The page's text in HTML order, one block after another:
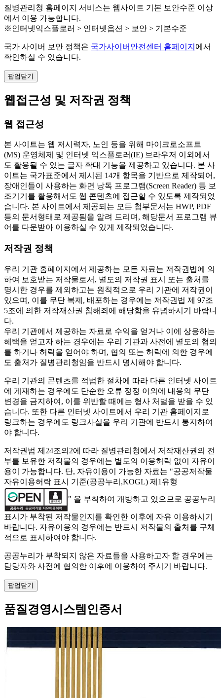
질병관리청 홈페이지 서비스는 웹사이트 기본 보안수준 이상
에서 이용 가능합니다.
※인터넷익스플로러 > 인터넷옵션 > 보안 > 기본수준
국가 사이버 보안 정책은 국가사이버안전센터 홈페이지 에서
확인하실 수 있습니다.
팝업닫기
웹접근성 및 저작권 정책
웹 접근성
본 사이트는 웹 저시력자, 노인 등을 위해 마이크로소프트
(MS) 운영체제 및 인터넷 익스플로러(IE) 브라우저 이외에서
도 활용될 수 있는 글자 확대 기능을 제공하고 있습니다. 본 사
이트는 국가표준에서 제시된 14개 항목을 기반으로 제작되어,
장애인들이 사용하는 화면 낭독 프로그램(Screen Reader) 등 보
조기기를 활용해서도 웹 콘텐츠에 접근할 수 있도록 제작되었
습니다. 본 사이트에서 제공되는 모든 첨부문서는 HWP, PDF
등의 문서형태로 제공됨을 알려 드리며, 해당문서 프로그램 뷰
어를 다운받아 이용하실 수 있게 제작되었습니다.
저작권 정책
우리 기관 홈페이지에서 제공하는 모든 자료는 저작권법에 의
하여 보호받는 저작물로서, 별도의 저작권 표시 또는 출처를
명시한 경우를 제외하고는 원칙적으로 우리 기관에 저작권이
있으며, 이를 무단 복제, 배포하는 경우에는 저작권법 제 97조
5조에 의한 저작재산권 침해죄에 해당함을 유념하시기 바랍니
다.
우리 기관에서 제공하는 자료로 수익을 얻거나 이에 상응하는
혜택을 얻고자 하는 경우에는 우리 기관과 사전에 별도의 협의
를 하거나 허락을 얻어야 하며, 협의 또는 허락에 의한 경우에
도 출처가 질병관리청임을 반드시 명시해야 합니다.
우리 기관의 콘텐츠를 적법한 절차에 따라 다른 인터넷 사이트
에 게재하는 경우에도 단순한 오류 정정 이외에 내용의 무단
변경을 금지하여, 이를 위반할 때에는 형사 처벌을 받을 수 있
습니다. 또한 다른 인터넷 사이트에서 우리 기관 홈페이지로
링크하는 경우에도 링크사실을 우리 기관에 반드시 통지하여
야 합니다.
저작권법 제24조의2에 따라 질병관리청에서 저작재산권의 전
부를 보유한 저작물의 경우에는 별도의 이용허락 없이 자유이
용이 가능합니다. 단, 자유이용이 가능한 자료는 "공공저작물
자유이용허락 표시 기준(공공누리,KOGL) 제1유형
" 을 부착하여 개방하고 있으므로 공공누리
표시가 부착된 저작물인지를 확인한 이후에 자유 이용하시기
바랍니다. 자유이용의 경우에는 반드시 저작물의 출처를 구체
적으로 표시하여야 합니다.
공공누리가 부착되지 않은 자료들을 사용하고자 할 경우에는
담당자와 사전에 협의한 이후에 이용하여 주시기 바랍니다.
팝업닫기
품질경영시스템인증서